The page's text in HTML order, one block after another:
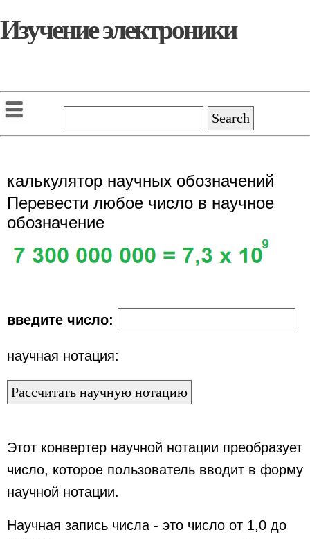
Изучение электроники
калькулятор научных обозначений
Перевести любое число в научное
обозначение
введите число:
научная нотация:
Этот конвертер научной нотации преобразует
число, которое пользователь вводит в форму
научной нотации.
Научная запись числа - это число от 1,0 до